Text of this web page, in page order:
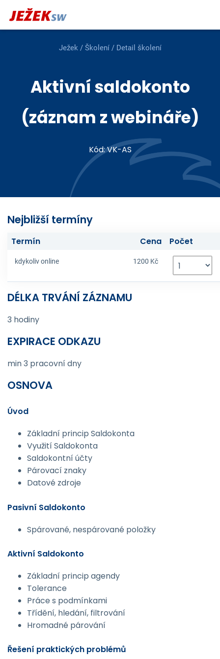
Ježek/ Školení/ Detail školení
Aktivní saldokonto
(záznam z webináře)
Kód: VK-AS
Nejbližší termíny
Termín Cena Počet
kdykoliv online 1200 Kč
DÉLKA TRVÁNÍ ZÁZNAMU
3 hodiny
EXPIRACE ODKAZU
min 3 pracovní dny
OSNOVA
Úvod
Základní princip Saldokonta
Využití Saldokonta
Saldokontní účty
Párovací znaky
Datové zdroje
Pasivní Saldokonto
Spárované, nespárované položky
Aktivní Saldokonto
Základní princip agendy
Tolerance
Práce s podmínkami
Třídění, hledání, filtrování
Hromadné párování
Řešení praktických problémů